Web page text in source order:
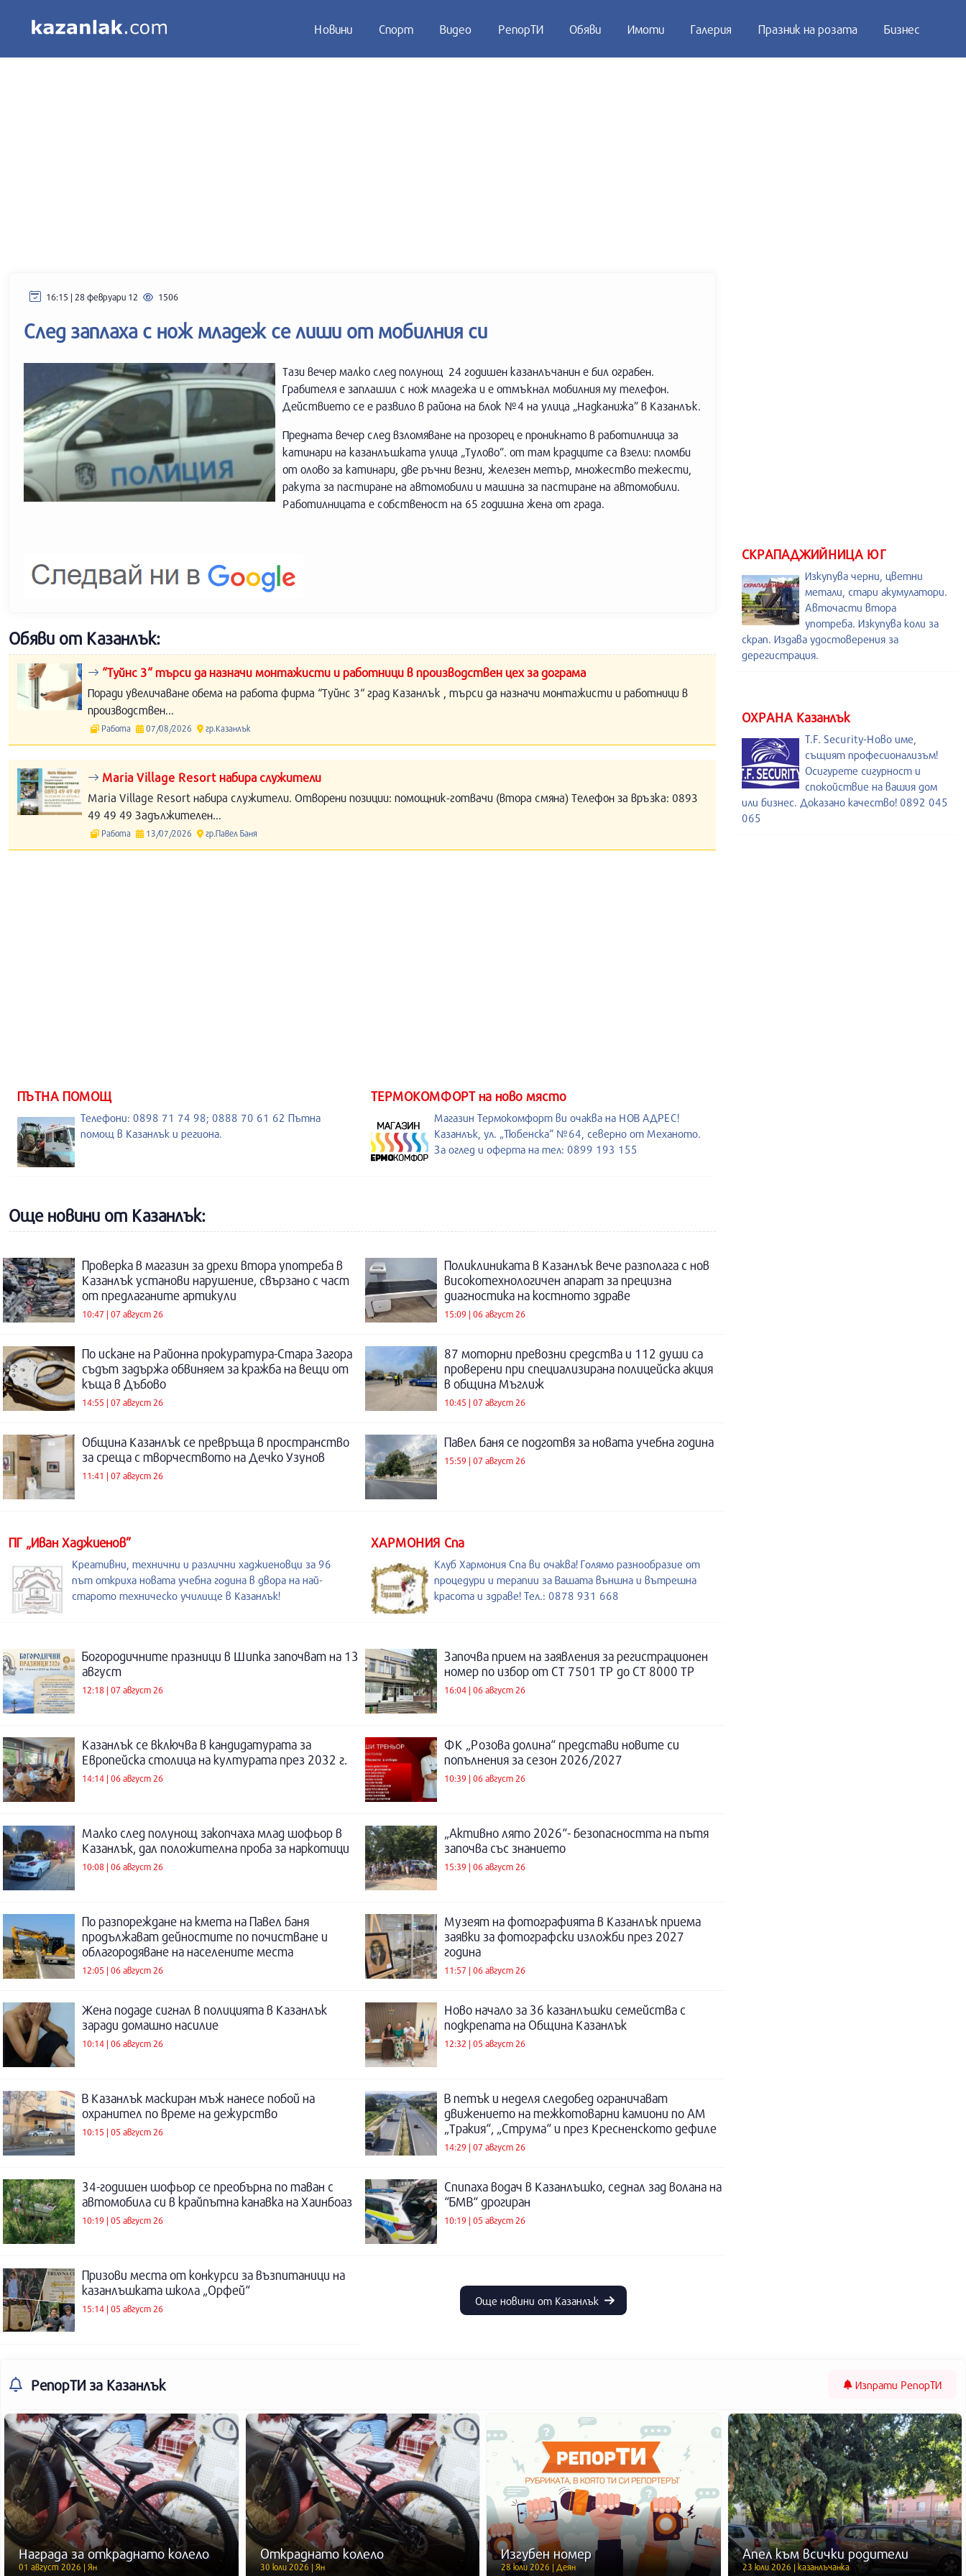
Новини Спорт Видео РепорТИ Обяви Имоти Галерия Празник на розата Бизнес
16:15 | 28 февруари 12 1506
След заплаха с нож младеж се лиши от мобилния си
Тази вечер малко след полунощ 24 годишен казанлъчанин е бил ограбен.
Грабителя е заплашил с нож младежа и е отмъкнал мобилния му телефон.
Действието се е развило в района на блок №4 на улица „Надканижа” в Казанлък.
Предната вечер след взломяване на прозорец е проникнато в работилница за
катинари на казанлъшката улица „Тулово”. от там крадците са взели: пломби
от олово за катинари, две ръчни везни, железен метър, множество тежести,
ракута за пастиране на автомобили и машина за пастиране на автомобили.
Работилницата е собственост на 65 годишна жена от града.
Обяви от Казанлък:
“Туйнс 3“ търси да назначи монтажисти и работници в производствен цех за дограма
Поради увеличаване обема на работа фирма “Туйнс 3“ град Казанлък , търси да назначи монтажисти и работници в
производствен...
Работа 07/08/2026 гр.Казанлък
Maria Village Resort набира служители
Maria Village Resort набира служители. Отворени позиции: помощник-готвачи (втора смяна) Телефон за връзка: 0893
49 49 49 Задължителен...
Работа 13/07/2026 гр.Павел Баня
СКРАПАДЖИЙНИЦА ЮГ
Изкупува черни, цветни
метали, стари акумулатори.
Авточасти втора
употреба. Изкупува коли за
скрап. Издава удостоверения за
дерегистрация.
ОХРАНА Казанлък
T.F. Security-Ново име,
същият професионализъм!
Осигурете сигурност и
спокойствие на вашия дом
или бизнес. Доказано качество! 0892 045
065
ПЪТНА ПОМОЩ
Телефони: 0898 71 74 98; 0888 70 61 62 Пътна
помощ в Казанлък и региона.
ТЕРМОКОМФОРТ на ново място
Магазин Термокомфорт ви очаква на НОВ АДРЕС!
Казанлък, ул. „Тюбенска“ №64, северно от Механото.
За оглед и оферта на тел: 0899 193 155
Още новини от Казанлък:
Проверка в магазин за дрехи втора употреба в
Казанлък установи нарушение, свързано с част
от предлаганите артикули
10:47 | 07 август 26
Поликлиниката в Казанлък вече разполага с нов
високотехнологичен апарат за прецизна
диагностика на костното здраве
15:09 | 06 август 26
По искане на Районна прокуратура-Стара Загора
съдът задържа обвиняем за кражба на вещи от
къща в Дъбово
14:55 | 07 август 26
87 моторни превозни средства и 112 души са
проверени при специализирана полицейска акция
в община Мъглиж
10:45 | 07 август 26
Община Казанлък се превръща в пространство
за среща с творчеството на Дечко Узунов
11:41 | 07 август 26
Павел баня се подготвя за новата учебна година
15:59 | 07 август 26
ПГ „Иван Хаджиенов”
Креативни, технични и различни хаджиеновци за 96
път откриха новата учебна година в двора на най-
старото техническо училище в Казанлък!
ХАРМОНИЯ Спа
Клуб Хармония Спа ви очаква! Голямо разнообразие от
процедури и терапии за Вашата външна и вътрешна
красота и здраве! Тел.: 0878 931 668
Богородичните празници в Шипка започват на 13
август
12:18 | 07 август 26
Започва прием на заявления за регистрационен
номер по избор от СТ 7501 ТР до СТ 8000 ТР
16:04 | 06 август 26
Казанлък се включва в кандидатурата за
Европейска столица на културата през 2032 г.
14:14 | 06 август 26
ФК „Розова долина“ представи новите си
попълнения за сезон 2026/2027
10:39 | 06 август 26
Малко след полунощ закопчаха млад шофьор в
Казанлък, дал положителна проба за наркотици
10:08 | 06 август 26
„Активно лято 2026“- безопасността на пътя
започва със знанието
15:39 | 06 август 26
По разпореждане на кмета на Павел баня
продължават дейностите по почистване и
облагородяване на населените места
12:05 | 06 август 26
Музеят на фотографията в Казанлък приема
заявки за фотографски изложби през 2027
година
11:57 | 06 август 26
Жена подаде сигнал в полицията в Казанлък
заради домашно насилие
10:14 | 06 август 26
Ново начало за 36 казанлъшки семейства с
подкрепата на Община Казанлък
12:32 | 05 август 26
В Казанлък маскиран мъж нанесе побой на
охранител по време на дежурство
10:15 | 05 август 26
В петък и неделя следобед ограничават
движението на тежкотоварни камиони по АМ
„Тракия“, „Струма“ и през Кресненското дефиле
14:29 | 07 август 26
34-годишен шофьор се преобърна по таван с
автомобила си в крайпътна канавка на Хаинбоаз
10:19 | 05 август 26
Спипаха водач в Казанлъшко, седнал зад волана на
“БМВ“ дрогиран
10:19 | 05 август 26
Призови места от конкурси за възпитаници на
казанлъшката школа „Орфей“
15:14 | 05 август 26
Още новини от Казанлък
РепорТИ за Казанлък Изпрати РепорТИ
Награда за откраднато колело
01 август 2026 | Ян
Откраднато колело
30 юли 2026 | Ян
Изгубен номер
28 юли 2026 | Деян
Апел към всички родители
23 юли 2026 | казанлъчанка